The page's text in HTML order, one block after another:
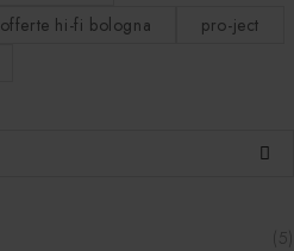
offerte hi-fi bologna
pro-ject
(5)